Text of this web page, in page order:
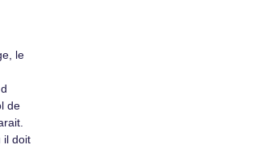
le
de
il doit